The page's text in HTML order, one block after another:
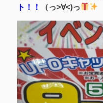
ト！！
（っ>∀<)っ